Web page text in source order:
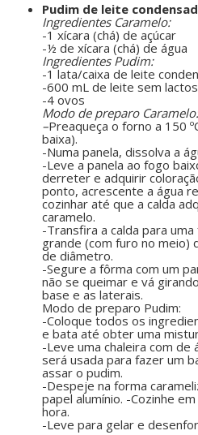
Pudim de leite
Ingredientes Caramelo:
-1 xícara (chá) de açúcar
-½ de xícara (chá) de água
Ingredientes Pudim:
-1 lata/caixa de leite
-600 mL de leite sem
-4 ovos
Modo de preparo
–Preaqueça o forno a 150
baixa).
-Numa panela, dissolva a
-Leve a panela ao fogo
derreter e adquirir
ponto, acrescente a água
cozinhar até que a calda
caramelo.
-Transfira a calda para
grande (com furo no meio)
de diâmetro.
-Segure a fôrma com um
não se queimar e vá
base e as laterais.
Modo de preparo Pudim:
-Coloque todos os
e bata até obter uma
-Leve uma chaleira com de
será usada para fazer um
assar o pudim.
-Despeje na forma
papel alumínio. -Cozinhe
hora.
-Leve para gelar e